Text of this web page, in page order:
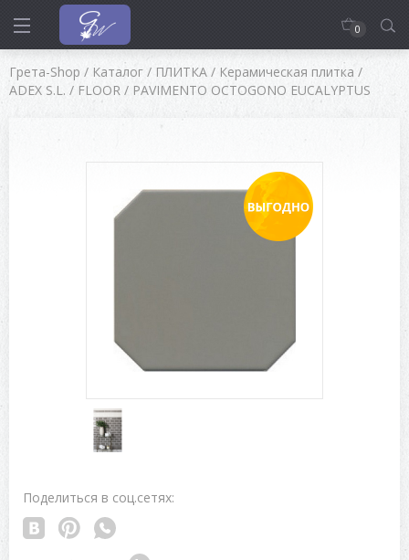
0
Грета-Shop / Каталог / ПЛИТКА / Керамическая плитка /
ADEX S.L. / FLOOR / PAVIMENTO OCTOGONO EUCALYPTUS
Поделиться в соц.сетях: